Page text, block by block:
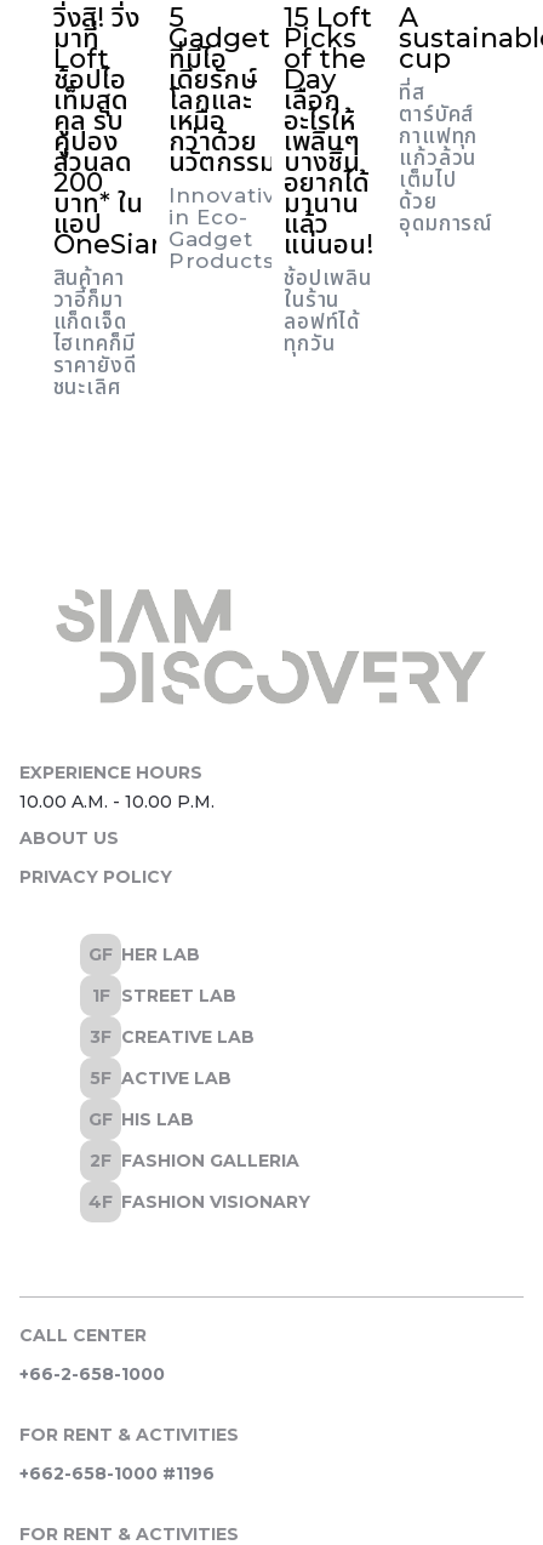
วิ่งสิ! วิ่ง
มาที่
Loft
ช้อปไอ
เท็มสุด
คูล รับ
คูปอง
ส่วนลด
200
บาท* ใน
แอป
OneSiam!!
สินค้าคา
วาอี้ก็มา
แก็ดเจ็ด
ไฮเทคก็มี
ราคายังดี
ชนะเลิศ
5
Gadget
ที่มีไอ
เดียรักษ์
โลกและ
เหนือ
กว่าด้วย
นวัตกรรม
Innovative
in Eco-
Gadget
Products
15 Loft
Picks
of the
Day
เลือก
อะไรให้
เพลินๆ
บางชิ้น
อยากได้
มานาน
แล้ว
แน่นอน!
ช้อปเพลิน
ในร้าน
ลอฟท์ได้
ทุกวัน
A
cup
ที่ส
ตาร์บัคส์
กาแฟทุก
แก้วล้วน
เต็มไป
ด้วย
อุดมการณ์
ABOUT US
PRIVACY POLICY
CALL CENTER
+66-2-658-1000
FOR RENT & ACTIVITIES
+662-658-1000 #1196
FOR RENT & ACTIVITIES